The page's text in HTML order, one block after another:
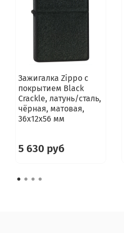
Зажигалка Zippo с
покрытием Black
Crackle, латунь/сталь,
чёрная, матовая,
36x12x56 мм
5 630 руб